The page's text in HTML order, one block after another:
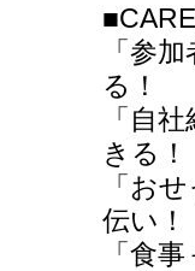
「参
る！
「自
きる！
「お
伝い！
「食